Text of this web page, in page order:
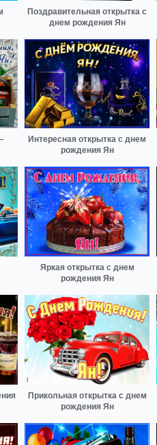
Поздравительная открытка с
днем рождения Ян
Интересная открытка с днем
рождения Ян
Яркая открытка с днем
рождения Ян
Прикольная открытка с днем
рождения Ян